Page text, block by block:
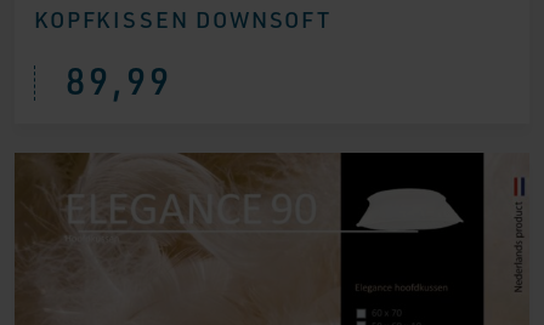
KOPFKISSEN DOWNSOFT
89,99